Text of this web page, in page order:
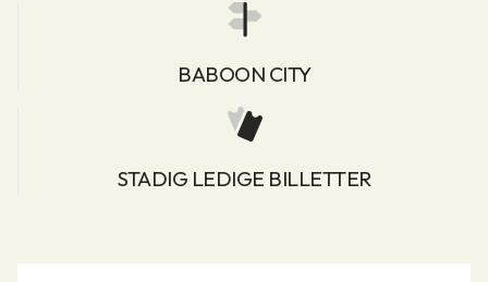
BABOON CITY
STADIG LEDIGE BILLETTER